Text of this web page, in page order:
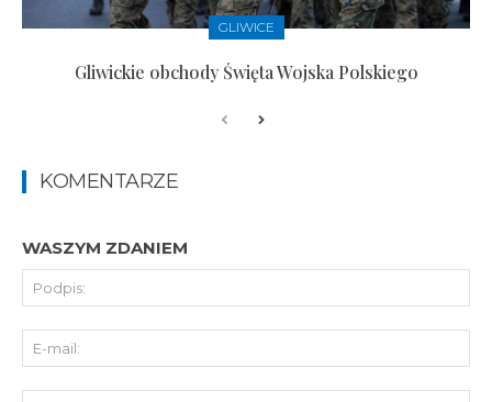
GLIWICE
Gliwickie obchody Święta Wojska Polskiego
KOMENTARZE
WASZYM ZDANIEM